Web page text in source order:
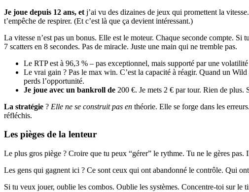
Je joue depuis 12 ans, et j’ai vu des dizaines de jeux qui promettent la
t’empêche de respirer. (Et c’est là que ça devient intéressant.)
La vitesse n’est pas un bonus. Elle est le moteur. Chaque seconde compte. Si
7 scatters en 8 secondes. Pas de miracle. Juste une main qui ne tremble pas.
Le RTP est à 96,3 % – pas exceptionnel, mais supporté par une
Le vrai gain ? Pas le max win. C’est la capacité à réagir. Quand un
perds l’opportunité.
Je joue avec un bankroll de 200 €. Je mets 2 € par tour. Rien de plus.
La stratégie ? Elle ne se construit pas en théorie. Elle se forge dans les
réfléchis.
Les pièges de la lenteur
Le plus gros piège ? Croire que tu peux “gérer” le rythme. Tu ne le gères
Les gens qui gagnent ici ? Ce sont ceux qui ont abandonné le contrôle. Qui
Si tu veux jouer, oublie les combos. Oublie les systèmes. Concentre-toi sur